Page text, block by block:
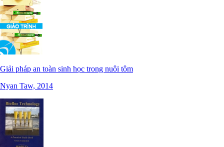
Giải pháp an toàn sinh học trong nuôi tôm
Nyan Taw, 2014